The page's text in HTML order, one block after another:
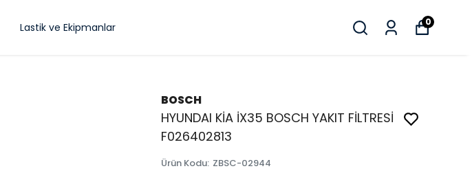
Lastik ve Ekipmanlar 0
BOSCH
HYUNDAI KİA İX35 BOSCH YAKIT FİLTRESİ
F026402813
Ürün Kodu: ZBSC-02944